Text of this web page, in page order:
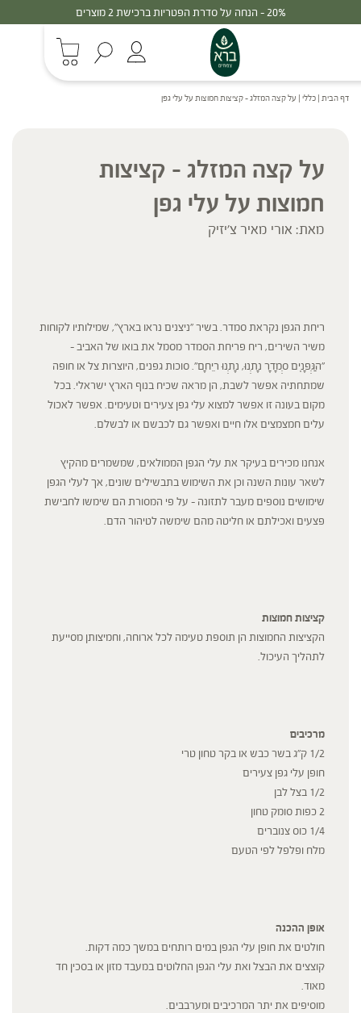
20% - הנחה על סדרת הפטריות ברכישת 2 מוצרים
דף הבית | כללי | על קצה המזלג – קציצות חמוצות על עלי גפן
על קצה המזלג – קציצות
חמוצות על עלי גפן
מאת: אורי מאיר צ'יזיק
ריחת הגפן נקראת סמדר. בשיר "ניצנים נראו בארץ", שמילותיו לקוחות
משיר השירים, ריח פריחת הסמדר מסמל את בואו של האביב –
"הַגְּפָנִים סְמָדָר נָתְנוּ, נָתְנוּ רֵיחָם". סוכות גפנים, היוצרות צל או חופה
שמתחתיה אפשר לשבת, הן מראה שכיח בנוף הארץ ישראלי. בכל
מקום בעונה זו אפשר למצוא עלי גפן צעירים וטעימים. אפשר לאכול
עלים חמצמצים אלו חיים ואפשר גם לכבשם או לבשלם.
אנחנו מכירים בעיקר את עלי הגפן הממולאים, שמשמרים מהקיץ
לשאר עונות השנה וכן את השימוש בתבשילים שונים, אך לעלי הגפן
שימושים נוספים מעבר לתזונה – על פי המסורת הם שימשו לחבישת
פצעים ואכילתם או חליטה מהם שימשה לטיהור הדם.
קציצות חמוצות
הקציצות החמוצות הן תוספת טעימה לכל ארוחה, וחמיצותן מסייעת
לתהליך העיכול.
מרכיבים
1/2 ק"ג בשר כבש או בקר טחון טרי
חופן עלי גפן צעירים
1/2 בצל לבן
2 כפות סומק טחון
1/4 כוס צנוברים
מלח ופלפל לפי הטעם
אופן ההכנה
חולטים את חופן עלי הגפן במים רותחים במשך כמה דקות.
קוצצים את הבצל ואת עלי הגפן החלוטים במעבד מזון או בסכין חד
מאוד.
מוסיפים את יתר המרכיבים ומערבבים.